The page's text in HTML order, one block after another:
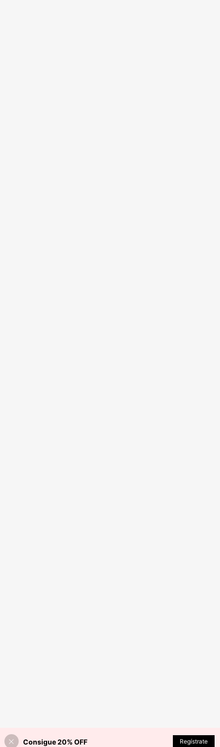
Consigue 20% OFF Regístrate